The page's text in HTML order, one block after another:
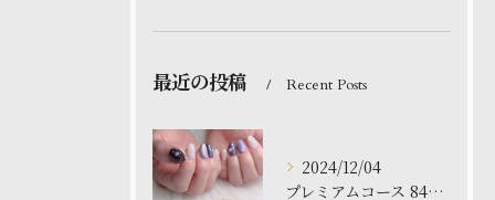
最近の投稿 Recent Posts
2024/12/04
プレミアムコース 8480円